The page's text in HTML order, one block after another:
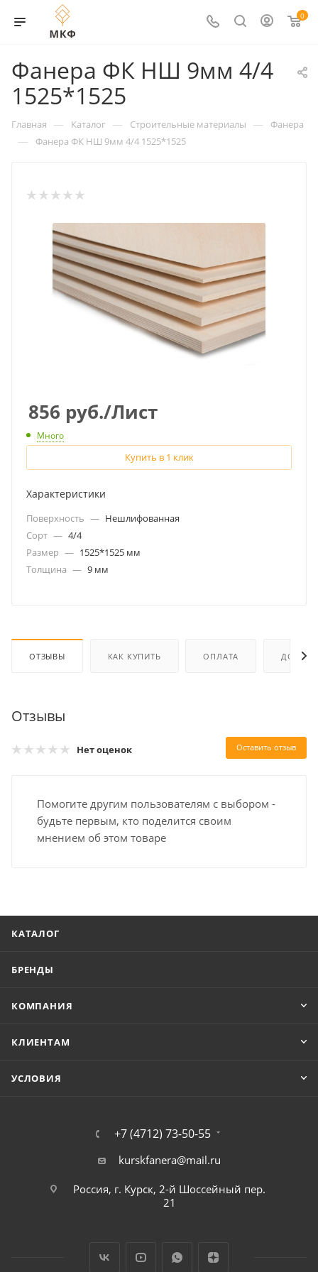
0
Фанера ФК НШ 9мм 4/4
1525*1525
Главная — Каталог — Строительные материалы — Фанера
— Фанера ФК НШ 9мм 4/4 1525*1525
856 руб./Лист
Много
Купить в 1 клик
Характеристики
Поверхность — Нешлифованная
Сорт — 4/4
Размер — 1525*1525 мм
Толщина — 9 мм
ОТЗЫВЫ КАК КУПИТЬ ОПЛАТА
Отзывы
Нет оценок Оставить отзыв
Помогите другим пользователям с выбором -
будьте первым, кто поделится своим
мнением об этом товаре
КАТАЛОГ
БРЕНДЫ
КОМПАНИЯ
КЛИЕНТАМ
УСЛОВИЯ
+7 (4712) 73-50-55
kurskfanera@mail.ru
Россия, г. Курск, 2-й Шоссейный пер.
21